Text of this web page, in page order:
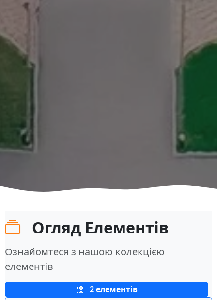
Огляд Елементів
Ознайомтеся з нашою колекцією
елементів
2 елементів